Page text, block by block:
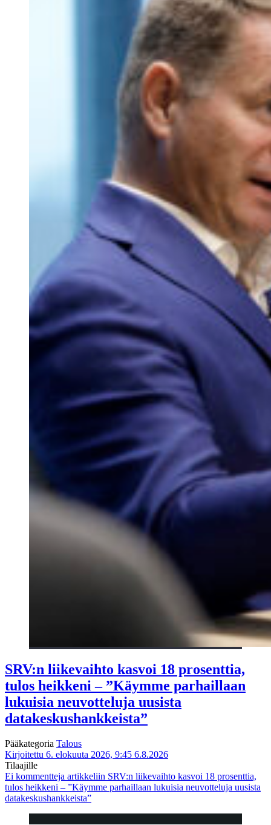
SRV:n liikevaihto kasvoi 18 prosenttia,
tulos heikkeni – ”Käymme parhaillaan
lukuisia neuvotteluja uusista
datakeskushankkeista”
Pääkategoria Talous
Kirjoitettu 6. elokuuta 2026, 9:45 6.8.2026
Tilaajille
Ei kommentteja artikkeliin SRV:n liikevaihto kasvoi 18 prosenttia,
tulos heikkeni – ”Käymme parhaillaan lukuisia neuvotteluja uusista
datakeskushankkeista”